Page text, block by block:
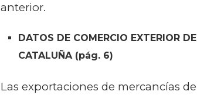
Sede Social
anterior.
DATOS DE COMERCIO EXTERIOR DE
CATALUÑA (pág. 6)
Las exportaciones de mercancías de